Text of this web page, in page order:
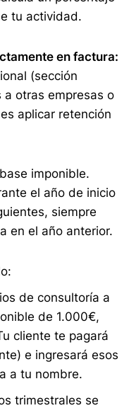
tu actividad.
en factura:
(sección
a otras empresas o
aplicar retención
imponible.
el año de inicio
siempre
en el año anterior.
de consultoría a
de 1.000€,
cliente te pagará
e ingresará esos
a tu nombre.
trimestrales se